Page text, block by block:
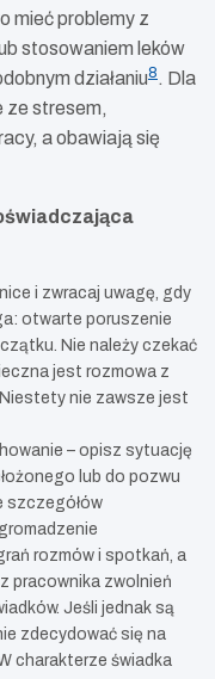
mieć problemy z
stosowaniem leków
działaniu8 . Dla
ze stresem,
a obawiają się
i zwracaj uwagę, gdy
otwarte poruszenie
Nie należy czekać
jest rozmowa z
nie zawsze jest
– opisz sytuację
lub do pozwu
szczegółów
rozmów i spotkań, a
pracownika zwolnień
Jeśli jednak są
zdecydować się na
charakterze świadka